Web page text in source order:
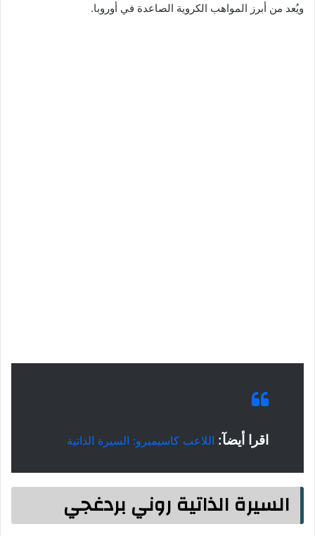
ويُعد من أبرز المواهب الكروية الصاعدة في أوروبا.
اقرا أيضآ: اللاعب كاسيميرو: السيرة الذاتية
السيرة الذاتية روني بردغجي